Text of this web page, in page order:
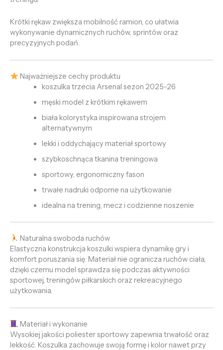
Krótki rękaw zwiększa mobilność ramion, co ułatwia
wykonywanie dynamicznych ruchów, sprintów oraz
precyzyjnych podań.
Najważniejsze cechy produktu
koszulka trzecia Arsenal sezon 2025-26
męski model z krótkim rękawem
biała kolorystyka inspirowana strojem
alternatywnym
lekki i oddychający materiał sportowy
szybkoschnąca tkanina treningowa
sportowy, ergonomiczny fason
trwałe nadruki odporne na użytkowanie
idealna na trening, mecz i codzienne noszenie
Naturalna swoboda ruchów
Elastyczna konstrukcja koszulki wspiera dynamikę gry i
komfort poruszania się. Materiał nie ogranicza ruchów ciała,
dzięki czemu model sprawdza się podczas aktywności
sportowej, treningów piłkarskich oraz rekreacyjnego
użytkowania.
Materiał i wykonanie
Wysokiej jakości poliester sportowy zapewnia trwałość oraz
lekkość. Koszulka zachowuje swoją formę i kolor nawet przy